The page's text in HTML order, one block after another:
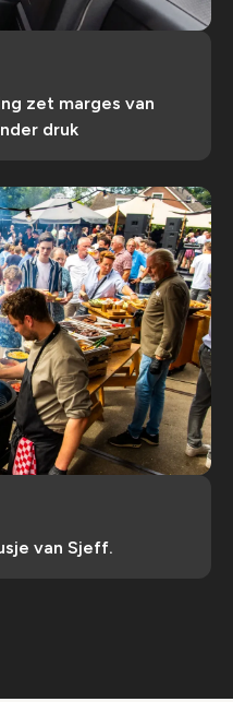
zet marges van
druk
van Sjeff.